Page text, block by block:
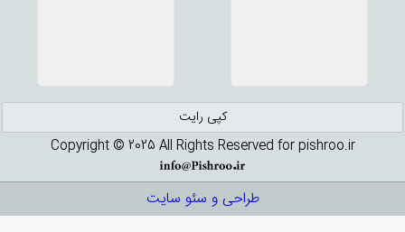
کپی رایت
Copyright © 2025 All Rights Reserved for pishroo.ir
طراحی و سئو سایت